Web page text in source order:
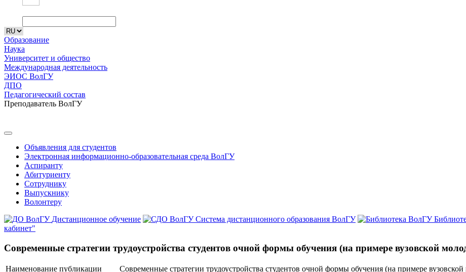
Образование
Наука
Университет и общество
Международная деятельность
ЭИОС ВолГУ
ДПО
Педагогический состав
Преподаватель ВолГУ
Объявления для студентов
Электронная информационно-образовательная среда ВолГУ
Аспиранту
Абитуриенту
Сотруднику
Выпускнику
Волонтеру
Дистанционное обучение
Система дистанционного образования ВолГУ
кабинет"
Современные стратегии трудоустройства студентов очной формы обучения (на примере вузовской
Наименование публикации
Современные стратегии трудоустройства студентов очной формы обучения (на примере